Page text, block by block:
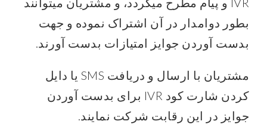
بطور دوامدار در آن اشتراک نموده و جهت
بدست آوردن جوایز امتیازات بدست آورند.
مشتریان با ارسال و دریافت SMS یا دایل
کردن شارت کود IVR برای بدست آوردن
جوایز در این رقابت شرکت نمایند.